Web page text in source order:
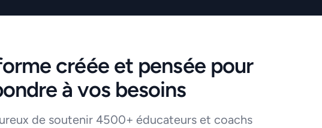
créée et pensée pour
à vos besoins
de soutenir 4500+ éducateurs et coachs